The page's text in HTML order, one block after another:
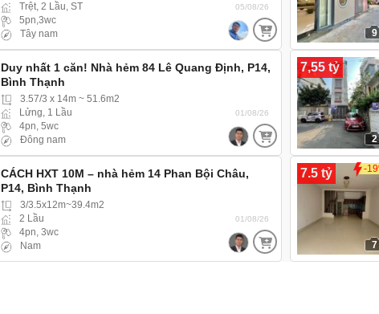
Trệt, 2 Lầu, ST
5pn,3wc
Tây nam
05/08/26
9
Duy nhất 1 căn! Nhà hẻm 84 Lê Quang Định, P14,
Bình Thạnh
3.57/3 x 14m ~ 51.6m2
Lửng, 1 Lầu
4pn, 5wc
Đông nam
01/08/26
7,55 tỷ
2
CÁCH HXT 10M – nhà hẻm 14 Phan Bội Châu,
P14, Bình Thạnh
3/3.5x12m~39.4m2
2 Lầu
4pn, 3wc
Nam
01/08/26
7.5 tỷ -
7